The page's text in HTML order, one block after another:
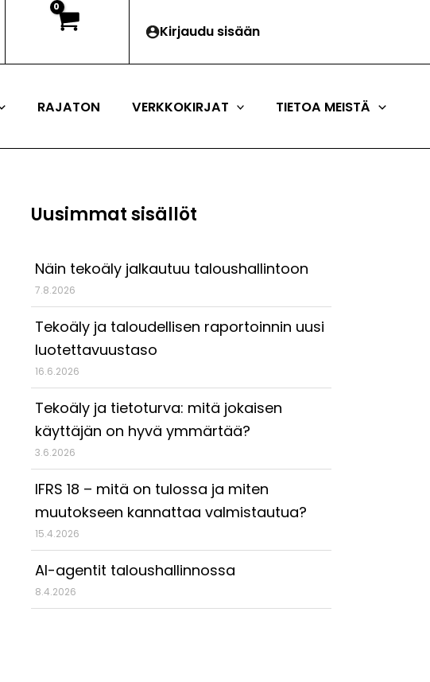
Kirjaudu sisään
RAJATON VERKKOKIRJAT TIETOA MEISTÄ
Uusimmat sisällöt
Näin tekoäly jalkautuu taloushallintoon
7.8.2026
Tekoäly ja taloudellisen raportoinnin uusi
luotettavuustaso
16.6.2026
Tekoäly ja tietoturva: mitä jokaisen
käyttäjän on hyvä ymmärtää?
3.6.2026
IFRS 18 – mitä on tulossa ja miten
muutokseen kannattaa valmistautua?
15.4.2026
AI-agentit taloushallinnossa
8.4.2026